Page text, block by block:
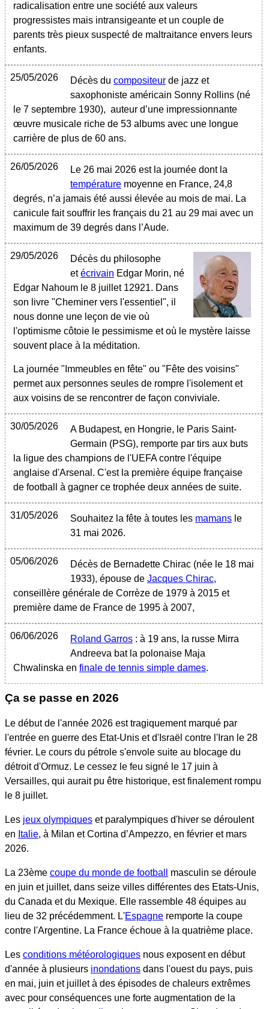
radicalisation entre une société aux valeurs
progressistes mais intransigeante et un couple de
parents très pieux suspecté de maltraitance envers leurs
enfants.
25/05/2026 Décès du compositeur de jazz et
saxophoniste américain Sonny Rollins (né
le 7 septembre 1930), auteur d’une impressionnante
œuvre musicale riche de 53 albums avec une longue
carrière de plus de 60 ans.
26/05/2026
Le 26 mai 2026 est la journée dont la
température moyenne en France, 24,8
degrés, n’a jamais été aussi élevée au mois de mai. La
canicule fait souffrir les français du 21 au 29 mai avec un
maximum de 39 degrés dans l’Aude.
29/05/2026
Décès du philosophe
etécrivain Edgar Morin, né
Edgar Nahoum le 8 juillet 12921. Dans
son livre "Cheminer vers l'essentiel", il
nous donne une leçon de vie où
l'optimisme côtoie le pessimisme et où le mystère laisse
souvent place à la méditation.
La journée "Immeubles en fête" ou "Fête des voisins"
permet aux personnes seules de rompre l'isolement et
aux voisins de se rencontrer de façon conviviale.
30/05/2026
A Budapest, en Hongrie, le Paris Saint-
Germain (PSG), remporte par tirs aux buts
la ligue des champions de l'UEFA contre l'équipe
anglaise d'Arsenal. C'est la première équipe française
de football à gagner ce trophée deux années de suite.
31/05/2026 Souhaitez la fête à toutes les mamans le
31 mai 2026.
05/06/2026
Décès de Bernadette Chirac (née le 18 mai
1933), épouse de Jacques Chirac,
conseillère générale de Corrèze de 1979 à 2015 et
première dame de France de 1995 à 2007,
06/06/2026 Roland Garros : à 19 ans, la russe Mirra
Andreeva bat la polonaise Maja
Chwalinska en finale de tennis simple dames.
Ça se passe en 2026
Le début de l'année 2026 est tragiquement marqué par
l'entrée en guerre des Etat-Unis et d'Israël contre l'Iran le 28
février. Le cours du pétrole s'envole suite au blocage du
détroit d'Ormuz. Le cessez le feu signé le 17 juin à
Versailles, qui aurait pu être historique, est finalement rompu
le 8 juillet.
Les jeux olympiques et paralympiques d'hiver se déroulent
en Italie, à Milan et Cortina d’Ampezzo, en février et mars
2026.
La 23ème coupe du monde de football
masculin se déroule
en juin et juillet, dans seize villes différentes des Etats-Unis,
du Canada et du Mexique. Elle rassemble 48 équipes au
lieu de 32 précédemment. L'Espagne remporte la coupe
contre l'Argentine. La France échoue à la quatrième place.
Les conditions météorologiques nous exposent en début
d'année à plusieurs inondations dans l'ouest du pays, puis
en mai, juin et juillet à des épisodes de chaleurs extrêmes
avec pour conséquences une forte augmentation de la